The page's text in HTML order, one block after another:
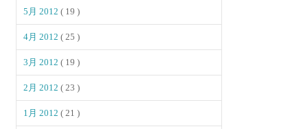
5月 2012( 19 )
4月 2012( 25 )
3月 2012( 19 )
2月 2012( 23 )
1月 2012( 21 )